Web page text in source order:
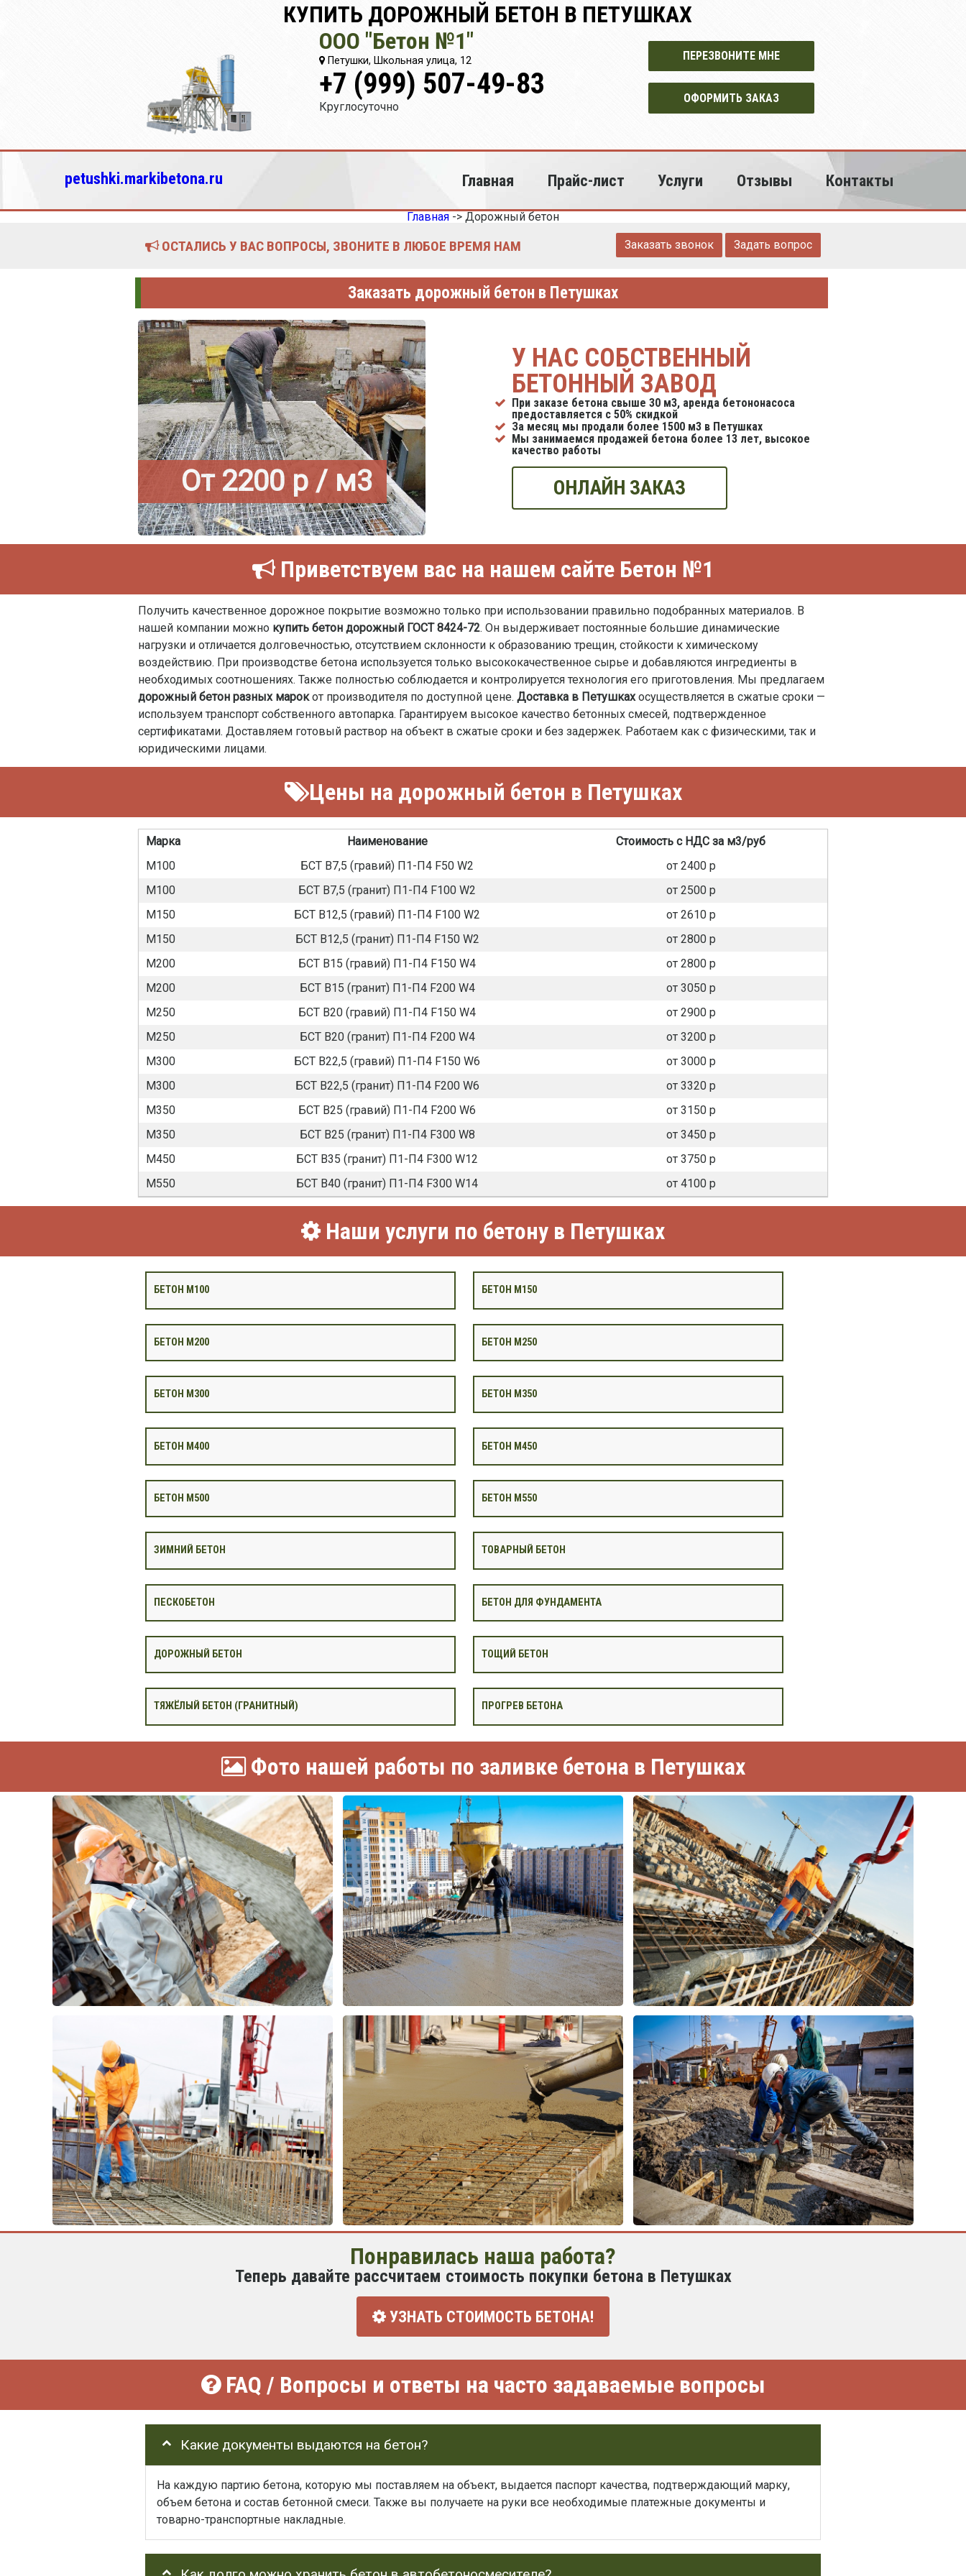
КУПИТЬ ДОРОЖНЫЙ БЕТОН В ПЕТУШКАХ
ООО "Бетон №1"
Петушки, Школьная улица, 12
+7 (999) 507-49-83
Круглосуточно
ПЕРЕЗВОНИТЕ МНЕ
ОФОРМИТЬ ЗАКАЗ
petushki.markibetona.ru Главная Прайс-лист Услуги Отзывы Контакты
Главная -> Дорожный бетон
ОСТАЛИСЬ У ВАС ВОПРОСЫ, ЗВОНИТЕ В ЛЮБОЕ ВРЕМЯ НАМ Заказать звонок Задать вопрос
Заказать дорожный бетон в Петушках
От 2200 р / м3
У НАС СОБСТВЕННЫЙ
БЕТОННЫЙ ЗАВОД
При заказе бетона свыше 30 м3, аренда бетононасоса
предоставляется с 50% скидкой
За месяц мы продали более 1500 м3 в Петушках
Мы занимаемся продажей бетона более 13 лет, высокое
качество работы
ОНЛАЙН ЗАКАЗ
Приветствуем вас на нашем сайте Бетон №1
Получить качественное дорожное покрытие возможно только при использовании правильно подобранных материалов. В
нашей компании можно купить бетон дорожный ГОСТ 8424-72. Он выдерживает постоянные большие динамические
нагрузки и отличается долговечностью, отсутствием склонности к образованию трещин, стойкости к химическому
воздействию. При производстве бетона используется только высококачественное сырье и добавляются ингредиенты в
необходимых соотношениях. Также полностью соблюдается и контролируется технология его приготовления. Мы предлагаем
дорожный бетон разных марокот производителя по доступной цене. Доставка в Петушкахосуществляется в сжатые сроки —
используем транспорт собственного автопарка. Гарантируем высокое качество бетонных смесей, подтвержденное
сертификатами. Доставляем готовый раствор на объект в сжатые сроки и без задержек. Работаем как с физическими, так и
юридическими лицами.
Цены на дорожный бетон в Петушках
Марка Наименование
Стоимость с НДС за м3/руб
М100
БСТ В7,5 (гравий) П1-П4 F50 W2
от 2400 р
М100
БСТ В7,5 (гранит) П1-П4 F100 W2
от 2500 р
М150
БСТ В12,5 (гравий) П1-П4 F100 W2
от 2610 р
М150
БСТ В12,5 (гранит) П1-П4 F150 W2
от 2800 р
М200
БСТ В15 (гравий) П1-П4 F150 W4
от 2800 р
М200
БСТ В15 (гранит) П1-П4 F200 W4
от 3050 р
М250
БСТ В20 (гравий) П1-П4 F150 W4
от 2900 р
М250
БСТ В20 (гранит) П1-П4 F200 W4
от 3200 р
М300
БСТ В22,5 (гравий) П1-П4 F150 W6
от 3000 р
М300
БСТ В22,5 (гранит) П1-П4 F200 W6
от 3320 р
М350
БСТ В25 (гравий) П1-П4 F200 W6
от 3150 р
М350
БСТ В25 (гранит) П1-П4 F300 W8
от 3450 р
М450
БСТ В35 (гранит) П1-П4 F300 W12
от 3750 р
М550
БСТ В40 (гранит) П1-П4 F300 W14 от 4100 р
Наши услуги по бетону в Петушках
БЕТОН М100 БЕТОН М150
БЕТОН М200 БЕТОН М250
БЕТОН М300 БЕТОН М350
БЕТОН М400 БЕТОН М450
БЕТОН М500 БЕТОН М550
ЗИМНИЙ БЕТОН ТОВАРНЫЙ БЕТОН
ПЕСКОБЕТОН БЕТОН ДЛЯ ФУНДАМЕНТА
ДОРОЖНЫЙ БЕТОН ТОЩИЙ БЕТОН
ТЯЖЁЛЫЙ БЕТОН (ГРАНИТНЫЙ) ПРОГРЕВ БЕТОНА
Фото нашей работы по заливке бетона в Петушках
Понравилась наша работа?
Теперь давайте рассчитаем стоимость покупки бетона в Петушках
УЗНАТЬ СТОИМОСТЬ БЕТОНА!
FAQ / Вопросы и ответы на часто задаваемые вопросы
Какие документы выдаются на бетон?
На каждую партию бетона, которую мы поставляем на объект, выдается паспорт качества, подтверждающий марку,
объем бетона и состав бетонной смеси. Также вы получаете на руки все необходимые платежные документы и
товарно-транспортные накладные.